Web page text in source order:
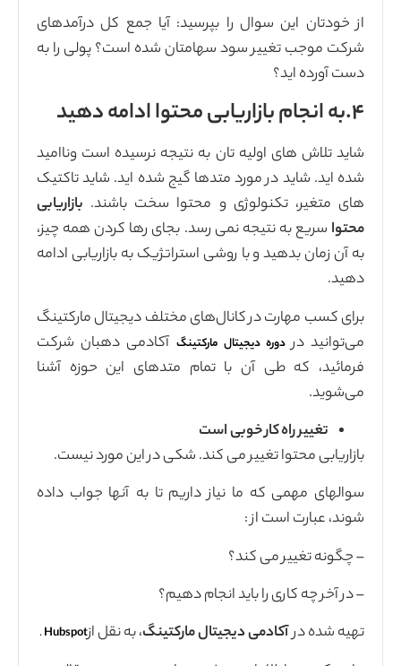
را بپرسید: آیا جمع کل درآمدهای
سهامتان شده است؟ پولی را به
تان به نتیجه نرسیده است وناامید
متدها گیج شده اید. شاید تاکتیک
و محتوا سخت باشند.بازاریابی
نمی رسد. بجای رها کردن همه چیز،
روشی استراتژیک به بازاریابی ادامه
مختلف دیجیتال مارکتینگ
مارکتینگآکادمی دهبان شرکت
با تمام متدهای این حوزه آشنا
می کند. شکی در این مورد نیست.
نیاز داریم تا به آنها جواب داده
انجام دهیم؟
مارکتینگ، به نقل ازHubspot
.